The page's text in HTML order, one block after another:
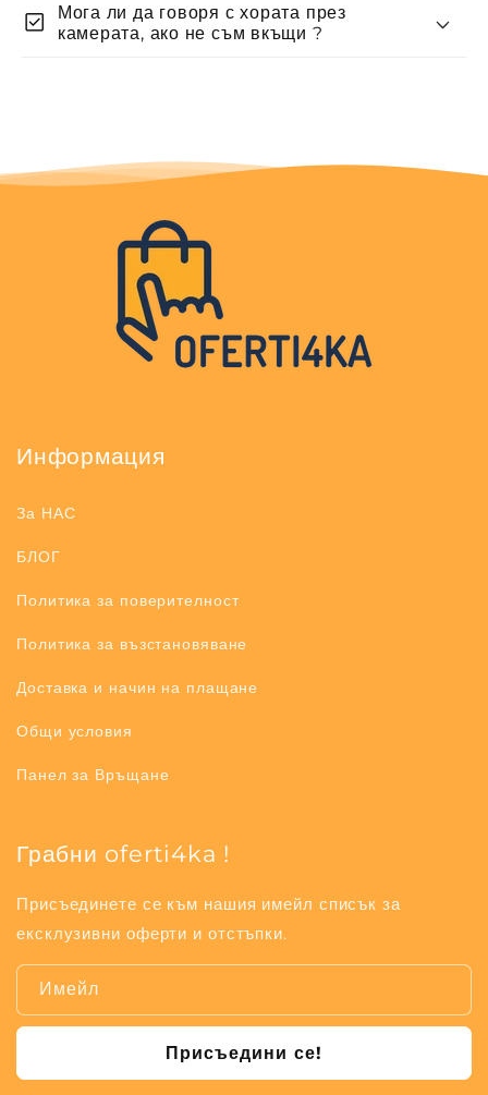
check_box
Мога ли да говоря с хората през
камерата, ако не съм вкъщи ?
Информация
За НАС
БЛОГ
Политика за поверителност
Политика за възстановяване
Доставка и начин на плащане
Общи условия
Панел за Връщане
Грабни oferti4ka !
Присъединете се към нашия имейл списък за
ексклузивни оферти и отстъпки.
Имейл
Присъедини се!